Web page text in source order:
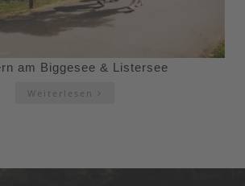
am Biggesee & Listersee
Weiterlesen